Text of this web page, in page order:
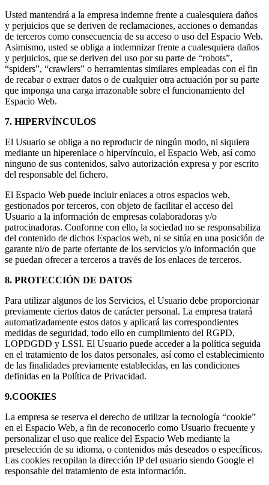
Usted mantendrá a la empresa indemne frente a cualesquiera daños
y perjuicios que se deriven de reclamaciones, acciones o demandas
de terceros como consecuencia de su acceso o uso del Espacio Web.
Asimismo, usted se obliga a indemnizar frente a cualesquiera daños
y perjuicios, que se deriven del uso por su parte de “robots”,
“spiders”, “crawlers” o herramientas similares empleadas con el fin
de recabar o extraer datos o de cualquier otra actuación por su parte
que imponga una carga irrazonable sobre el funcionamiento del
Espacio Web.
7. HIPERVÍNCULOS
El Usuario se obliga a no reproducir de ningún modo, ni siquiera
mediante un hiperenlace o hipervínculo, el Espacio Web, así como
ninguno de sus contenidos, salvo autorización expresa y por escrito
del responsable del fichero.
El Espacio Web puede incluir enlaces a otros espacios web,
gestionados por terceros, con objeto de facilitar el acceso del
Usuario a la información de empresas colaboradoras y/o
patrocinadoras. Conforme con ello, la sociedad no se responsabiliza
del contenido de dichos Espacios web, ni se sitúa en una posición de
garante ni/o de parte ofertante de los servicios y/o información que
se puedan ofrecer a terceros a través de los enlaces de terceros.
8. PROTECCIÓN DE DATOS
Para utilizar algunos de los Servicios, el Usuario debe proporcionar
previamente ciertos datos de carácter personal. La empresa tratará
automatizadamente estos datos y aplicará las correspondientes
medidas de seguridad, todo ello en cumplimiento del RGPD,
LOPDGDD y LSSI. El Usuario puede acceder a la política seguida
en el tratamiento de los datos personales, así como el establecimiento
de las finalidades previamente establecidas, en las condiciones
definidas en la Política de Privacidad.
9.COOKIES
La empresa se reserva el derecho de utilizar la tecnología “cookie”
en el Espacio Web, a fin de reconocerlo como Usuario frecuente y
personalizar el uso que realice del Espacio Web mediante la
preselección de su idioma, o contenidos más deseados o específicos.
Las cookies recopilan la dirección IP del usuario siendo Google el
responsable del tratamiento de esta información.